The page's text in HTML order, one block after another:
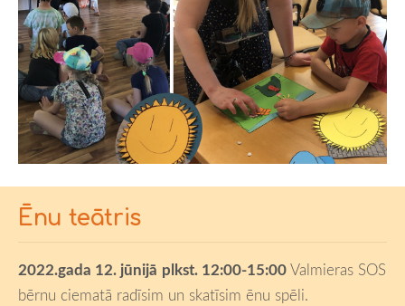
Ēnu teātris
2022.gada 12. jūnijā plkst. 12:00-15:00Valmieras SOS
bērnu ciematā radīsim un skatīsim ēnu spēli.